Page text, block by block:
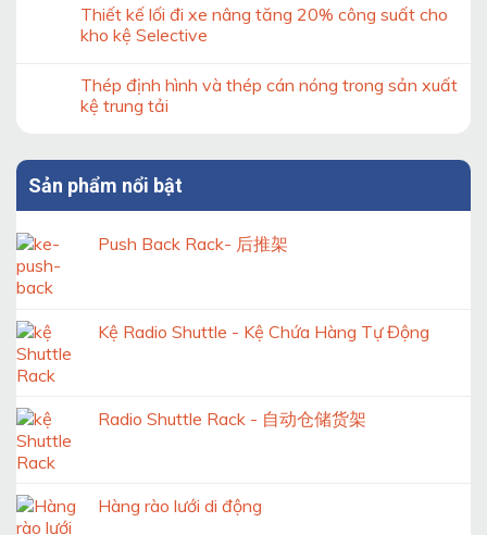
kệ
khung
kệ
theo
Thiết kế lối đi xe nâng tăng 20% công suất cho
kho kệ Selective
Thép định hình và thép cán nóng trong sản xuất
kệ trung tải
Sản phẩm nổi bật
Push Back Rack- 后推架
Kệ Radio Shuttle - Kệ Chứa Hàng Tự Động
Radio Shuttle Rack - 自动仓储货架
Hàng rào lưới di động